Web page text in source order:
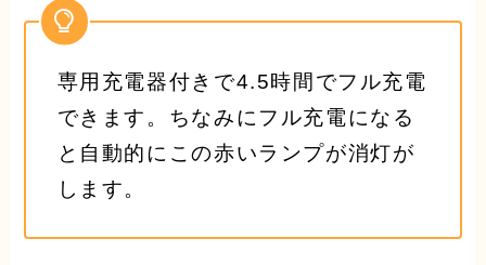
専用充電器付きで4.5時間でフル充電
できます。ちなみにフル充電になる
と自動的にこの赤いランプが消灯が
します。